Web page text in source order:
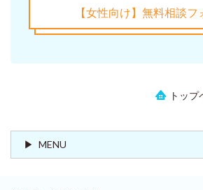
【女性向け】無料相談フ
トップ
MENU